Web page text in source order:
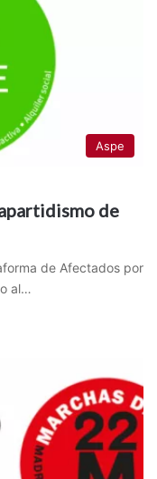
Aspe
de
de Afectados por
al…